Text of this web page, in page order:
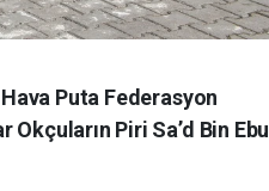
Puta Federasyon
Okçuların Piri Sa’d Bin Ebu